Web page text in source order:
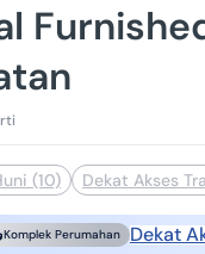
(10) Dekat Akses
Komplek Perumahan Dekat